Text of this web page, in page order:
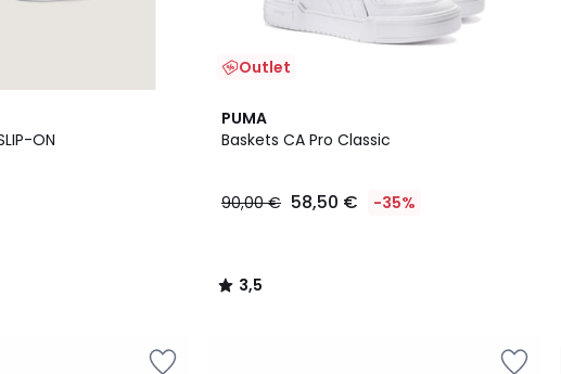
ON
Outlet
PUMA
Baskets CA Pro Classic
90,00 € 58,50 € -35%
3,5
/ 5
3,5
/